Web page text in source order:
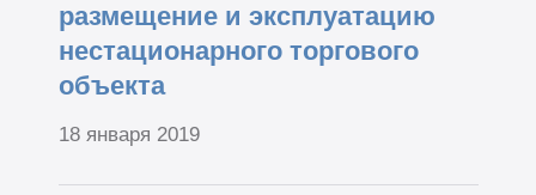
размещение и эксплуатацию
нестационарного торгового
объекта
18 января 2019